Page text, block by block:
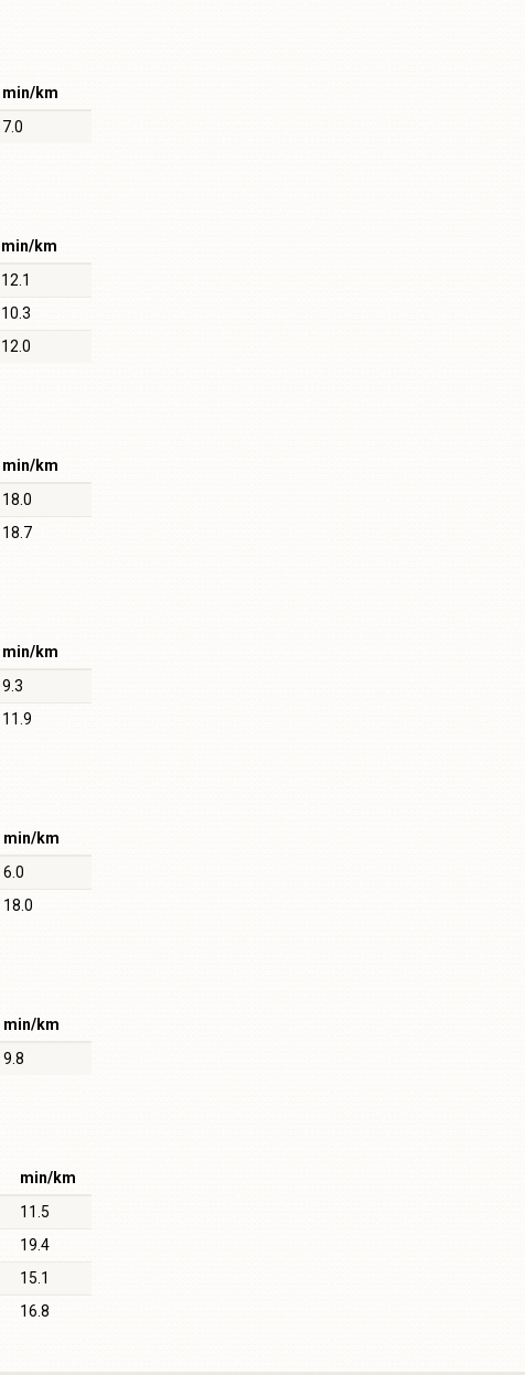
min/km
7.0
min/km
12.1
10.3
12.0
min/km
18.0
18.7
min/km
9.3
11.9
min/km
6.0
18.0
min/km
9.8
min/km
11.5
19.4
15.1
16.8